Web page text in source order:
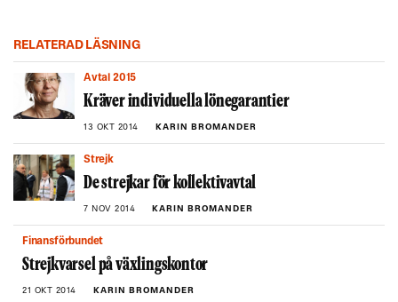
RELATERAD LÄSNING
Avtal 2015
Kräver individuella lönegarantier
13 OKT 2014 KARIN BROMANDER
Strejk
De strejkar för kollektivavtal
7 NOV 2014 KARIN BROMANDER
Finansförbundet
Strejkvarsel på växlingskontor
21 OKT 2014 KARIN BROMANDER